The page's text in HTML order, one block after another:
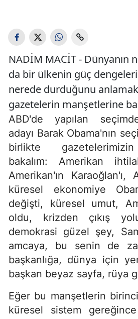
NADİM MACİT - Dünyanın
da bir ülkenin güç
nerede durduğunu
gazetelerin manşetlerine
ABD'de yapılan
adayı Barak Obama'nın
birlikte
bakalım: Amerikan
Amerikan'ın Karaoğlan'ı,
küresel ekonomiye
değişti, küresel umut,
oldu, krizden çıkış
demokrasi güzel şey,
amcaya, bu senin de
başkanlığa, dünya için
başkan beyaz sayfa, rüya
Eğer bu manşetlerin
küresel sistem